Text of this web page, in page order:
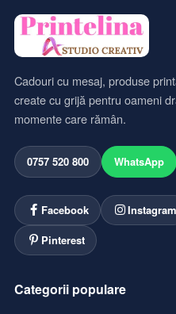
Cadouri cu mesaj, produse
create cu grijă pentru oameni
momente care rămân.
0757 520 800 WhatsApp
Facebook Instagram
Pinterest
Categorii populare